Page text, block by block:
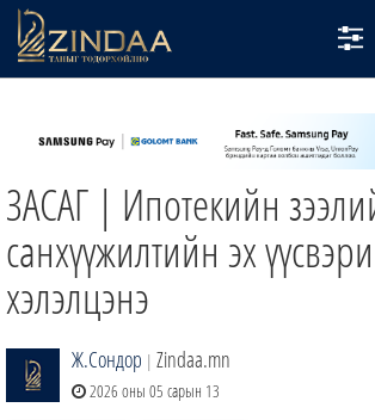
ТВ8
ӨГЛӨӨНИЙ СОНИН
АУДИО ЗОХИОЛ
ЗИНДАА СЭТГҮҮЛ
ЗАСАГ | Ипотекийн
санхүүжилтийн эх
хэлэлцэнэ
Ж.Сондор | Zindaa.mn
2026 оны 05 сарын 13